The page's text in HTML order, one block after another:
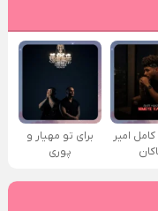
امیر
برای تو مهیار و
پوری